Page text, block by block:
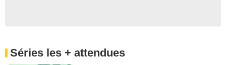
Séries les + attendues